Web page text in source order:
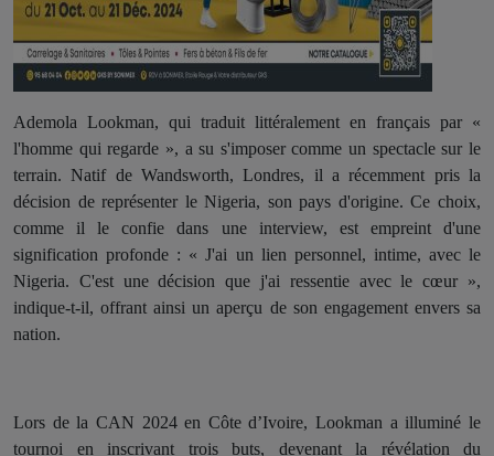
Ademola Lookman, qui traduit littéralement en français par «
l'homme qui regarde », a su s'imposer comme un spectacle sur le
terrain. Natif de Wandsworth, Londres, il a récemment pris la
décision de représenter le Nigeria, son pays d'origine. Ce choix,
comme il le confie dans une interview, est empreint d'une
signification profonde : « J'ai un lien personnel, intime, avec le
Nigeria. C'est une décision que j'ai ressentie avec le cœur »,
indique-t-il, offrant ainsi un aperçu de son engagement envers sa
nation.
Lors de la CAN 2024 en Côte d’Ivoire, Lookman a illuminé le
tournoi en inscrivant trois buts, devenant la révélation du